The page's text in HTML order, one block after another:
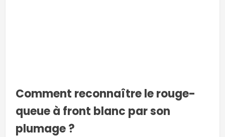
Comment reconnaître le rouge-
queue à front blanc par son
plumage ?